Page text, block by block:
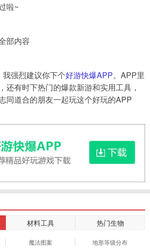
啦~
部内容
强烈建议你下个好游快爆APP。APP里
还有时下热门的爆款新游和实用工具，
同道合的朋友一起玩这个好玩的APP
材料工具 热门生物
魔法图案
地形等级分布